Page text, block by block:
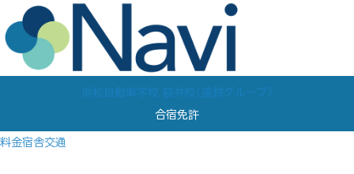
浜松自動車学校 袋井校（遠鉄グループ）
合宿免許
料金宿舎交通